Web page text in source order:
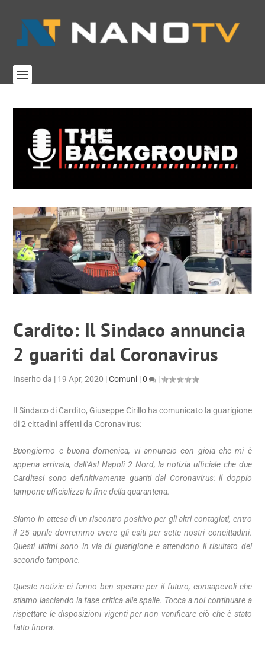
Cardito: Il Sindaco annuncia
2 guariti dal Coronavirus
Inserito da | 19 Apr, 2020 |Comuni |0 |
Il Sindaco di Cardito, Giuseppe Cirillo ha comunicato la guarigione
di 2 cittadini affetti da Coronavirus:
Buongiorno e buona domenica, vi annuncio con gioia che mi è
appena arrivata, dall’Asl Napoli 2 Nord, la notizia ufficiale che due
Carditesi sono definitivamente guariti dal Coronavirus: il doppio
tampone ufficializza la fine della quarantena.
Siamo in attesa di un riscontro positivo per gli altri contagiati, entro
il 25 aprile dovremmo avere gli esiti per sette nostri concittadini.
Questi ultimi sono in via di guarigione e attendono il risultato del
secondo tampone.
Queste notizie ci fanno ben sperare per il futuro, consapevoli che
stiamo lasciando la fase critica alle spalle. Tocca a noi continuare a
rispettare le disposizioni vigenti per non vanificare ciò che è stato
fatto finora.